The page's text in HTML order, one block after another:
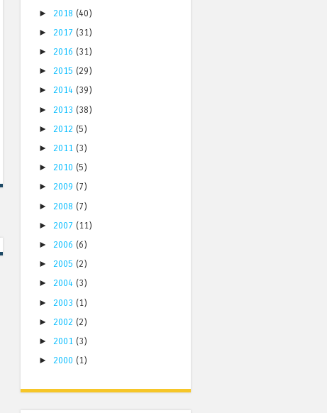
► 2018 (40)
► 2017 (31)
► 2016 (31)
► 2015 (29)
► 2014 (39)
► 2013 (38)
► 2012 (5)
► 2011 (3)
► 2010 (5)
► 2009 (7)
► 2008 (7)
► 2007 (11)
► 2006 (6)
► 2005 (2)
► 2004 (3)
► 2003 (1)
► 2002 (2)
► 2001 (3)
► 2000 (1)